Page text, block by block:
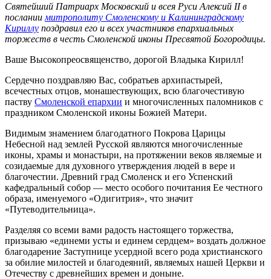
Святейший Патриарх Московский и всея Руси Алексий II в
послании митрополиту Смоленскому и Калининградскому
Кириллу поздравил его и всех участников епархиальных
торжеств в честь Смоленской иконы Пресвятой Богородицы.
Ваше Высокопреосвященство, дорогой Владыка Кирилл!
Сердечно поздравляю Вас, собратьев архипастырей,
всечестных отцов, монашествующих, всю благочестивую
паству Смоленской епархии и многочисленных паломников с
праздником Смоленской иконы Божией Матери.
Видимым знамением благодатного Покрова Царицы
Небесной над землей Русской являются многочисленные
иконы, храмы и монастыри, на протяжении веков являемые и
созидаемые для духовного утверждения людей в вере и
благочестии. Древний град Смоленск и его Успенский
кафедральный собор — место особого почитания Ее честного
образа, именуемого «Одигитрия», что значит
«Путеводительница».
Разделяя со всеми вами радость настоящего торжества,
призываю «единеми усты и единем сердцем» воздать должное
благодарение Заступнице усердной всего рода христианского
за обилие милостей и благодеяний, являемых нашей Церкви и
Отечеству с древнейших времен и доныне.